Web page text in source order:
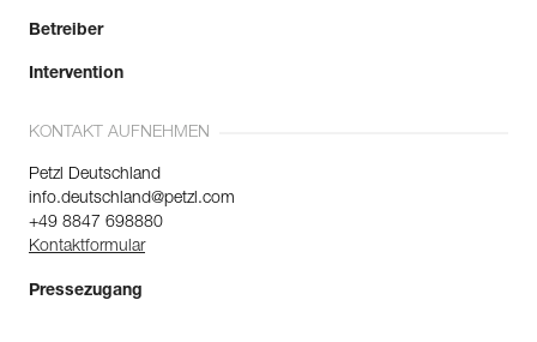
Betreiber
Intervention
KONTAKT AUFNEHMEN
Petzl Deutschland
info.deutschland@petzl.com
+49 8847 698880
Kontaktformular
Pressezugang